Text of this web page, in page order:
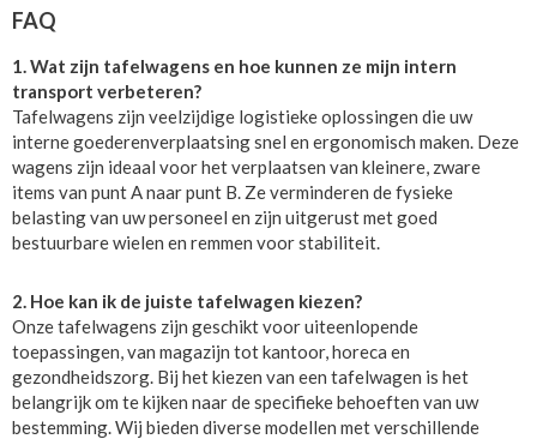
FAQ
1. Wat zijn tafelwagens en hoe kunnen ze mijn intern
transport verbeteren?
Tafelwagens zijn veelzijdige logistieke oplossingen die uw
interne goederenverplaatsing snel en ergonomisch maken. Deze
wagens zijn ideaal voor het verplaatsen van kleinere, zware
items van punt A naar punt B. Ze verminderen de fysieke
belasting van uw personeel en zijn uitgerust met goed
bestuurbare wielen en remmen voor stabiliteit.
2. Hoe kan ik de juiste tafelwagen kiezen?
Onze tafelwagens zijn geschikt voor uiteenlopende
toepassingen, van magazijn tot kantoor, horeca en
gezondheidszorg. Bij het kiezen van een tafelwagen is het
belangrijk om te kijken naar de specifieke behoeften van uw
bestemming. Wij bieden diverse modellen met verschillende